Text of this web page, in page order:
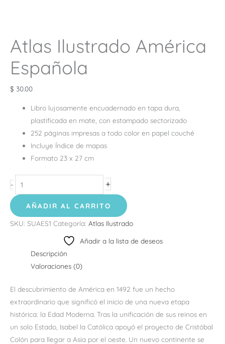
Atlas Ilustrado América
Española
$ 30.00
Libro lujosamente encuadernado en tapa dura,
plastificada en mate, con estampado sectorizado
252 páginas impresas a todo color en papel couché
Incluye Índice de mapas
Formato 23 x 27 cm
- +
AÑADIR AL CARRITO
SKU: SUAES1 Categoría: Atlas Ilustrado
Añadir a la lista de deseos
Descripción
Valoraciones (0)
El descubrimiento de América en 1492 fue un hecho
extraordinario que significó el inicio de una nueva etapa
histórica: la Edad Moderna. Tras la unificación de sus reinos en
un solo Estado, Isabel la Católica apoyó el proyecto de Cristóbal
Colón para llegar a Asia por el oeste. Un nuevo continente se